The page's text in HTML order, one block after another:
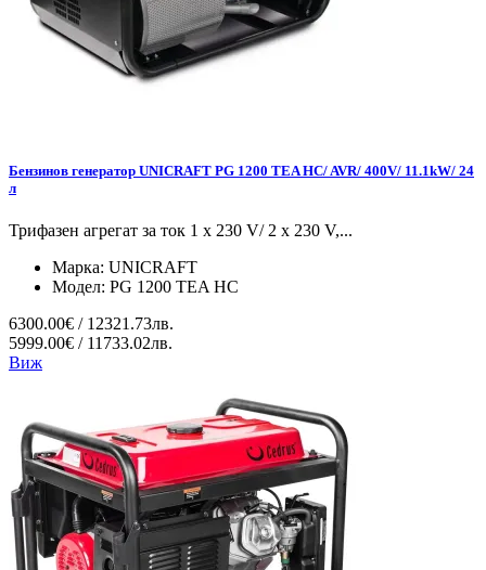
Бензинов генератор UNICRAFT PG 1200 TEA HC/ AVR/ 400V/ 11.1kW/ 24
л
Трифазен агрегат за ток 1 x 230 V/ 2 x 230 V,...
Марка: UNICRAFT
Модел: PG 1200 TEA HC
6300.00€ / 12321.73лв.
5999.00€ / 11733.02лв.
Виж